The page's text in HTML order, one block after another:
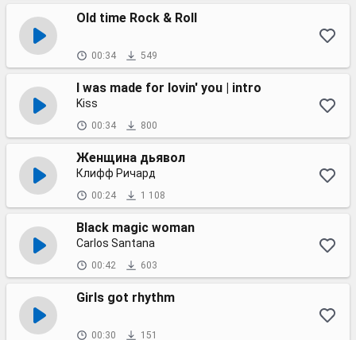
Old time Rock & Roll
00:34 549
I was made for lovin' you | intro
Kiss
00:34 800
Женщина дьявол
Клифф Ричард
00:24 1 108
Black magic woman
Carlos Santana
00:42 603
Girls got rhythm
00:30 151